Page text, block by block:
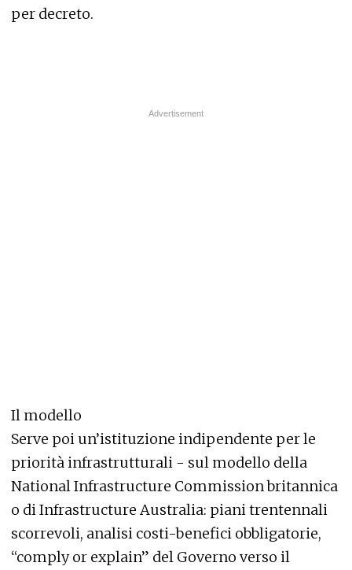
per decreto.
Il modello
Serve poi un’istituzione indipendente per le
priorità infrastrutturali - sul modello della
National Infrastructure Commission britannica
o di Infrastructure Australia: piani trentennali
scorrevoli, analisi costi-benefici obbligatorie,
“comply or explain” del Governo verso il